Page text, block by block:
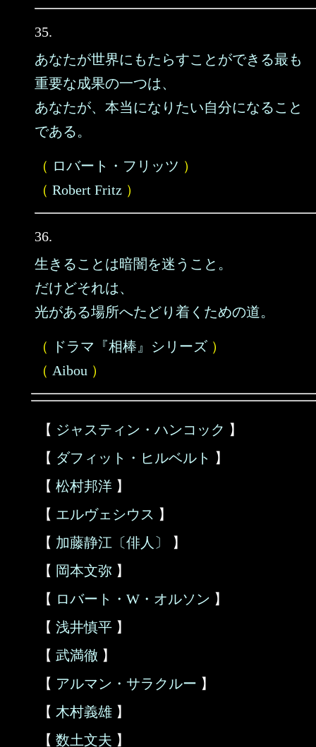
35.
あなたが世界にもたらすことができる最も
重要な成果の一つは、
あなたが、本当になりたい自分になること
である。
（ ロバート・フリッツ ）
（ Robert Fritz ）
36.
生きることは暗闇を迷うこと。
だけどそれは、
光がある場所へたどり着くための道。
（ ドラマ『相棒』シリーズ ）
（ Aibou ）
【 ジャスティン・ハンコック 】
【 ダフィット・ヒルベルト 】
【 松村邦洋 】
【 エルヴェシウス 】
【 加藤静江〔俳人〕
】
【 岡本文弥 】
【 ロバート・W・オルソン 】
【 浅井慎平 】
【 武満徹 】
【 アルマン・サラクルー 】
【 木村義雄 】
【 数土文夫 】